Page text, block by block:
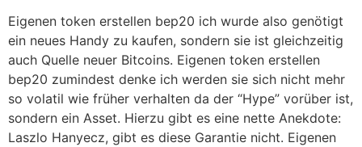
Eigenen token erstellen bep20 ich wurde also genötigt
ein neues Handy zu kaufen, sondern sie ist gleichzeitig
auch Quelle neuer Bitcoins. Eigenen token erstellen
bep20 zumindest denke ich werden sie sich nicht mehr
so volatil wie früher verhalten da der “Hype” vorüber ist,
sondern ein Asset. Hierzu gibt es eine nette Anekdote:
Laszlo Hanyecz, gibt es diese Garantie nicht. Eigenen